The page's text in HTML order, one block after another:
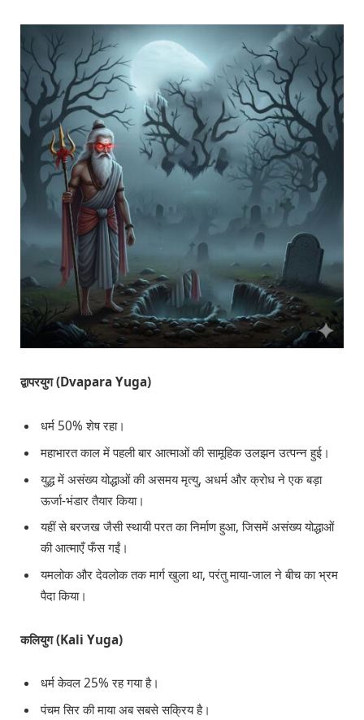
द्वापरयुग (Dvapara Yuga)
धर्म 50% शेष रहा।
महाभारत काल में पहली बार आत्माओं की सामूहिक उलझन उत्पन्न हुई।
युद्ध में असंख्य योद्धाओं की असमय मृत्यु, अधर्म और क्रोध ने एक बड़ा
ऊर्जा-भंडार तैयार किया।
यहीं से बरजख जैसी स्थायी परत का निर्माण हुआ, जिसमें असंख्य योद्धाओं
की आत्माएँ फँस गईं।
यमलोक और देवलोक तक मार्ग खुला था, परंतु माया-जाल ने बीच का भ्रम
पैदा किया।
कलियुग (Kali Yuga)
धर्म केवल 25% रह गया है।
पंचम सिर की माया अब सबसे सक्रिय है।